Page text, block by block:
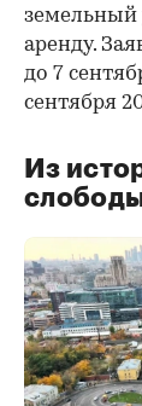
земельный
аренду.
до 7
сентября
Из